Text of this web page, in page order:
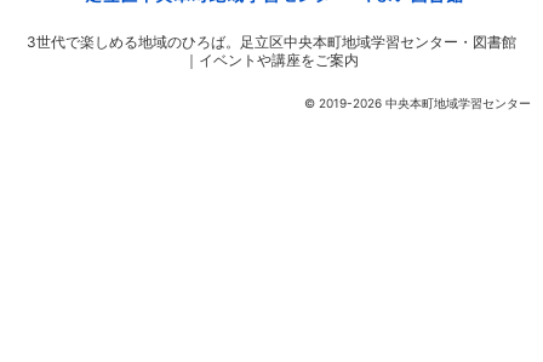
© 2019-2026 中央本町地域学習センター
3世代で楽しめる地域のひろば。
足立区中央本町地域学習センター・図書館
｜イベントや講座をご案内